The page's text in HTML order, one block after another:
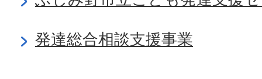
発達総合相談支援事業